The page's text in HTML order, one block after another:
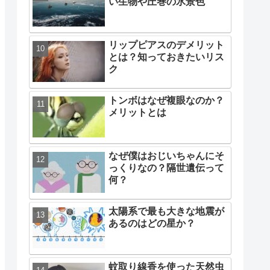
リップピアスのデメリット
とは？知っておきたいリス
ク
トンボはなぜ複眼なのか？
メリットとは
なぜ僕はおじいちゃんにそ
っくりなの？隔世遺伝って
何？
太陽系で最も大きな地震が
あるのはどの星か？
蚊取り線香を使った天然虫